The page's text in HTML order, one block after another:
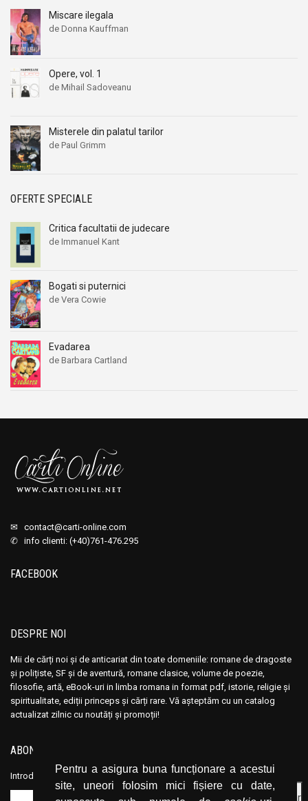
Pentru a asigura buna funcționare a acestui
site, uneori folosim mici fișiere cu date,
Miscare ilegala
de Donna Kauffman
Opere, vol. 1
de Mihail Sadoveanu
Misterele din palatul tarilor
de Paul Grimm
OFERTE SPECIALE
Critica facultatii de judecare
de Immanuel Kant
Bogati si puternici
de Vera Cowie
Evadarea
de Barbara Cartland
✉ contact@carti-online.com
✆ info clienti: (+40)761-476.295
FACEBOOK
DESPRE NOI
Mii de cărți noi și de anticariat din toate domeniile: romane de dragoste
și polițiste, SF și de aventură, romane clasice, volume de poezie,
filosofie, artă, eBook-uri in limba romana in format pdf, istorie, religie și
spiritualitate, ediții princeps și cărți rare. Vă așteptăm cu un catalog
actualizat zilnic cu noutăți și promoții!
ABONEAZĂ-TE LA NEWSLETTER
Introduceți adresa dvs. de email și dați click pe butonul de abonare.